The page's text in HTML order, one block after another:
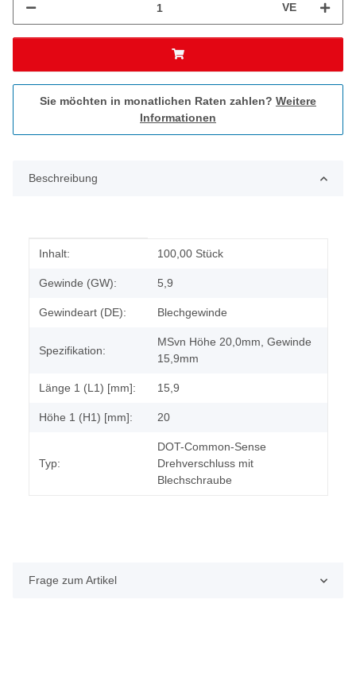
VE
Sie möchten in monatlichen Raten zahlen? Weitere
Informationen
Beschreibung
Produkteigenschaft
Wert
Inhalt: 100,00 Stück
Gewinde (GW): 5,9
Gewindeart (DE): Blechgewinde
Spezifikation:
MSvn Höhe 20,0mm, Gewinde
15,9mm
Länge 1 (L1) [mm]: 15,9
Höhe 1 (H1) [mm]: 20
Typ:
DOT-Common-Sense
Drehverschluss mit
Blechschraube
Frage zum Artikel